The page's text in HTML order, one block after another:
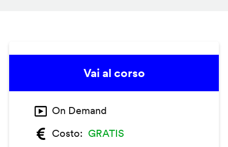
Vai al corso
On Demand
Costo
GRATIS